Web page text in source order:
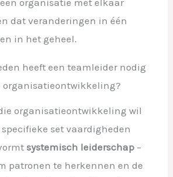
organisatie met elkaar
dat veranderingen in één
in het geheel.
heeft een teamleider nodig
organisatieontwikkeling?
organisatieontwikkeling wil
set vaardigheden
systemisch leiderschap –
patronen te herkennen en de